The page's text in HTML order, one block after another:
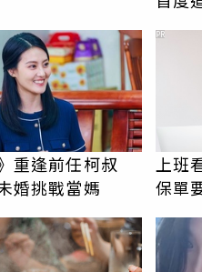
重逢前任柯叔
婚挑戰當媽
上班
保單
睛險
PR